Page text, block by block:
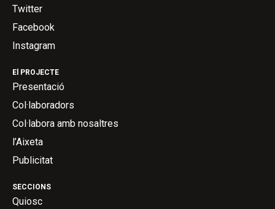
SECCIONS
Quiosc
El PROJECTE
Presentació
Col·laboradors
Col·labora amb nosaltres
l’Aixeta
Publicitat
Twitter
Facebook
Instagram